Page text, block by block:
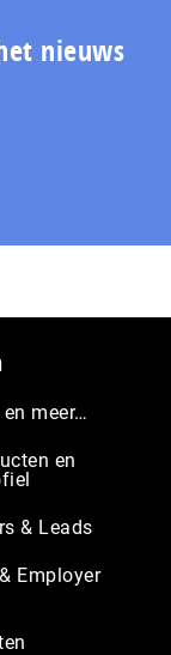
nieuws
meer…
en
& Leads
Employer